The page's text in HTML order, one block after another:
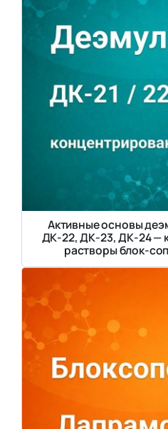
Активные основы
ДК-22, ДК-23, ДК-24 —
растворы блок-